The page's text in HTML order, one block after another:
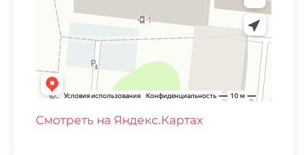
Смотреть на Яндекс.Картах